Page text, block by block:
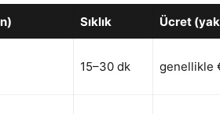
Sıklık Ücret
15–30 dk genellikle